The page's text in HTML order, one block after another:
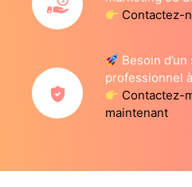
Contactez-
Besoin
professionnel
Contactez-
maintenant